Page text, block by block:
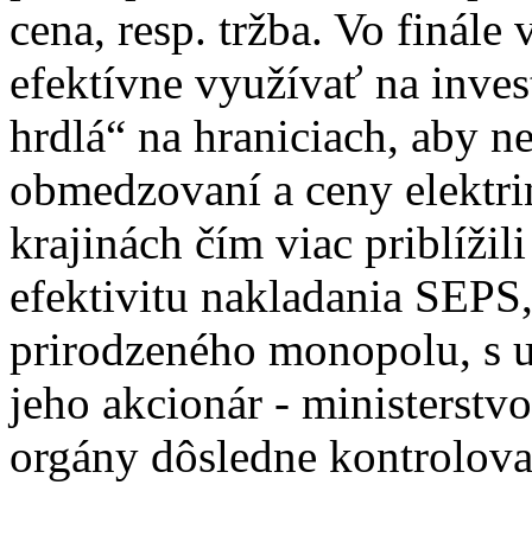
cena, resp. tržba. Vo finále
efektívne využívať na
hrdlá“ na hraniciach, aby
obmedzovaní a ceny
krajinách čím viac priblížili
efektivitu nakladania
prirodzeného monopolu, s
jeho akcionár -
orgány dôsledne